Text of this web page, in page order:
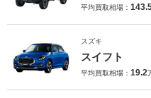
平均買取相場：
スズキ
スイフト
平均買取相場： 19.2